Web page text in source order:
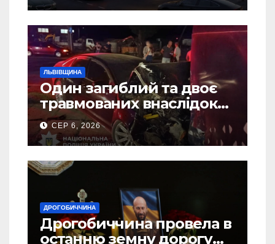
ЛЬВІВЩИНА
Один загиблий та двоє
травмованих внаслідок
ДТП на Самбірщині
СЕР 6, 2026
ДРОГОБИЧЧИНА
Дрогобиччина провела в
останню земну дорогу